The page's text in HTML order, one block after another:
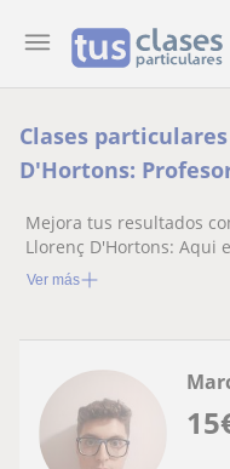
Clases
D'Hortons:
Mejora tus resultados
Llorenç D'Hortons: Aqui
especializados listos
Ver más
15